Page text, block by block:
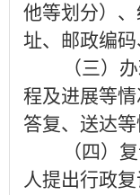
他等划分）
址、邮政编码
（三）
程及进展等情
答复、送达等
（四）
人提出行政